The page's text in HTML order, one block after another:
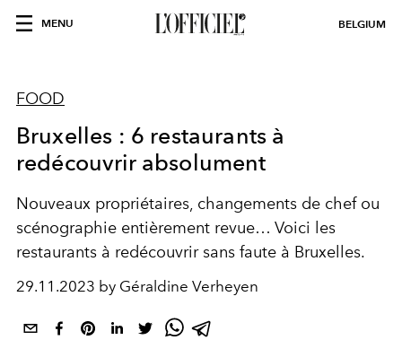
MENU BELGIUM
FOOD
Bruxelles : 6 restaurants à
redécouvrir absolument
Nouveaux propriétaires, changements de chef ou
scénographie entièrement revue… Voici les
restaurants à redécouvrir sans faute à Bruxelles.
29.11.2023 by Géraldine Verheyen